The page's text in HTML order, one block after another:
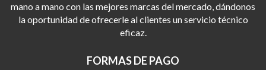
mano a mano con las mejores marcas del mercado, dándonos
la oportunidad de ofrecerle al clientes un servicio técnico
eficaz.
FORMAS DE PAGO